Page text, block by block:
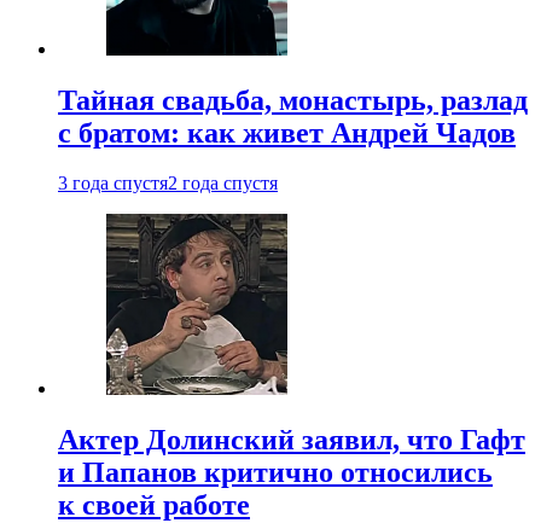
Тайная свадьба, монастырь, разлад
с братом: как живет Андрей Чадов
3 года спустя2 года спустя
Актер Долинский заявил, что Гафт
и Папанов критично относились
к своей работе